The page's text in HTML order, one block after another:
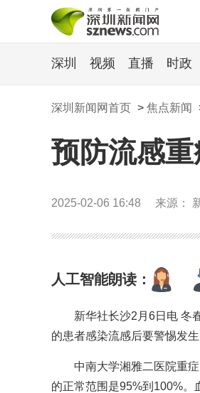
深圳 视频 直播 时政
深圳新闻网首页 > 焦点新闻
预防流感
2025-02-06 16:48 来源：
人工智能朗读：
新华社长沙2月6日电 冬
的患者感染流感后要警惕发
中南大学湘雅二医院重
的正常范围是95%到100%